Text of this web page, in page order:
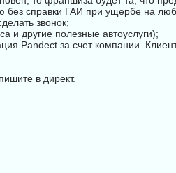
без справки ГАИ при ущербе на
звонок;
и другие полезные автоуслуги);
Pandect за счет компании.
в директ.